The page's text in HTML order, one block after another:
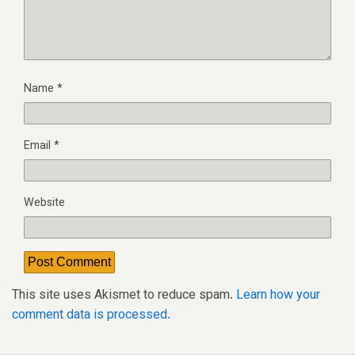
Name *
Email *
Website
This site uses Akismet to reduce spam. Learn how your
comment data is processed.